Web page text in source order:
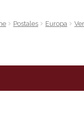
Postales Europa